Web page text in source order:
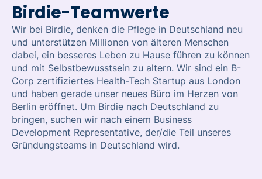
Birdie-Teamwerte
Wir bei Birdie, denken die Pflege in Deutschland neu
und unterstützen Millionen von älteren Menschen
dabei, ein besseres Leben zu Hause führen zu können
und mit Selbstbewusstsein zu altern. Wir sind ein B-
Corp zertifiziertes Health-Tech Startup aus London
und haben gerade unser neues Büro im Herzen von
Berlin eröffnet. Um Birdie nach Deutschland zu
bringen, suchen wir nach einem Business
Development Representative, der/die Teil unseres
Gründungsteams in Deutschland wird.